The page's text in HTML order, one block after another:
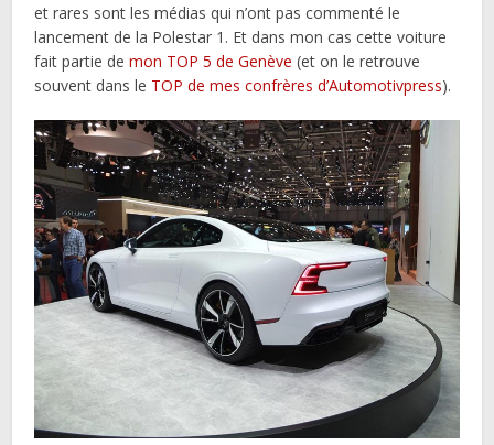
et rares sont les médias qui n’ont pas commenté le
lancement de la Polestar 1. Et dans mon cas cette voiture
fait partie demon TOP 5 de Genève (et on le retrouve
souvent dans le TOP de mes confrères d’Automotivpress).